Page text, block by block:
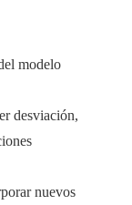
modelo
desviación,
nuevos